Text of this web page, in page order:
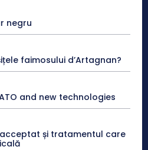
negru
faimosului d’Artagnan?
and new technologies
și tratamentul care